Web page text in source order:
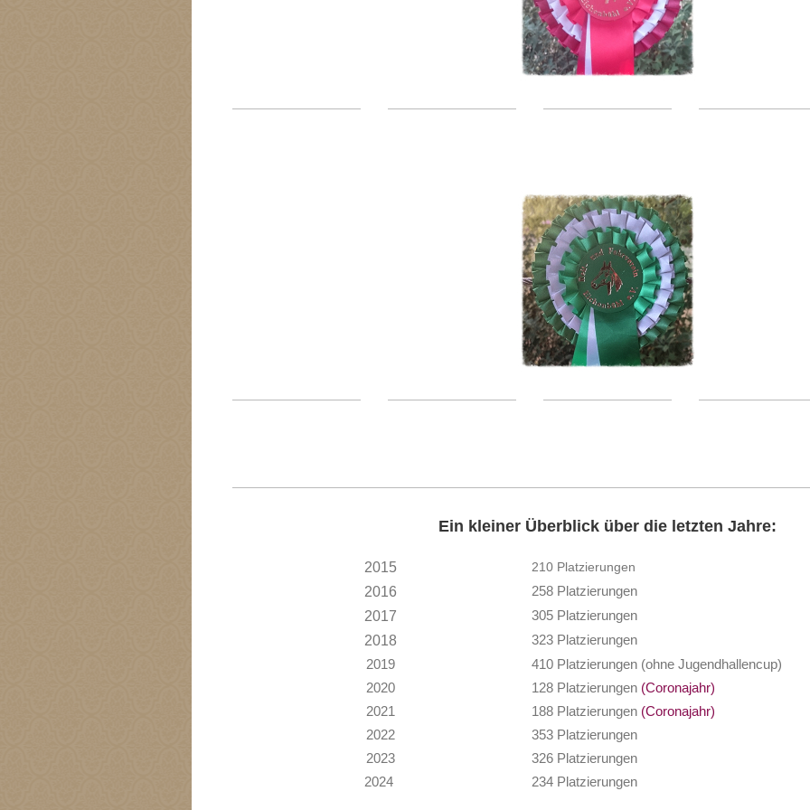
Ein kleiner Überblick über die letzten Jahre:
2015 210 Platzierungen
2016
258 Platzierungen
2017
305 Platzierungen
2018
323 Platzierungen
2019
410 Platzierungen (ohne Jugendhallencup)
2020
128 Platzierungen (Coronajahr)
2021
188 Platzierungen (Coronajahr)
2022
353 Platzierungen
2023
326
2024
234 Platzierungen